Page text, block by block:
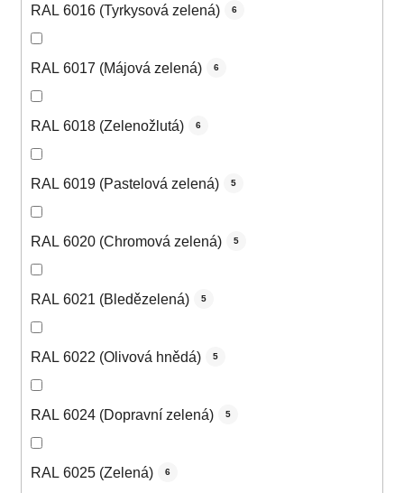
RAL 6016 (Tyrkysová zelená) 6
RAL 6017 (Májová zelená) 6
RAL 6018 (Zelenožlutá) 6
RAL 6019 (Pastelová zelená) 5
RAL 6020 (Chromová zelená) 5
RAL 6021 (Bledězelená) 5
RAL 6022 (Olivová hnědá) 5
RAL 6024 (Dopravní zelená) 5
RAL 6025 (Zelená) 6